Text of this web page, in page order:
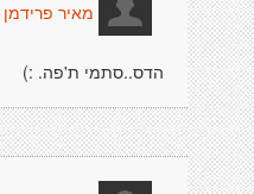
מאיר פרידמן
הדס..סתמי ת'פה. :)